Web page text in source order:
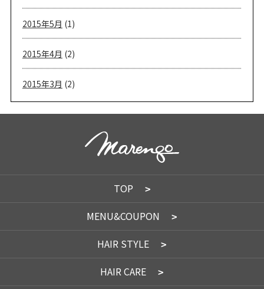
2015年5月 (1)
2015年4月 (2)
2015年3月 (2)
TOP
MENU&COUPON
HAIR STYLE
HAIR CARE